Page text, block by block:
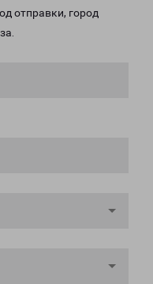
отправки, город